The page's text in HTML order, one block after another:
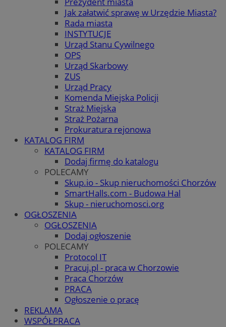
Jak załatwić sprawę w Urzędzie Miasta?
Rada miasta
INSTYTUCJE
Urząd Stanu Cywilnego
OPS
Urząd Skarbowy
ZUS
Urząd Pracy
Komenda Miejska Policji
Straż Miejska
Straż Pożarna
Prokuratura rejonowa
KATALOG FIRM
KATALOG FIRM
Dodaj firmę do katalogu
POLECAMY
Skup.io - Skup nieruchomości Chorzów
SmartHalls.com - Budowa Hal
Skup - nieruchomosci.org
OGŁOSZENIA
OGŁOSZENIA
Dodaj ogłoszenie
POLECAMY
Protocol IT
Pracuj.pl - praca w Chorzowie
Praca Chorzów
PRACA
Ogłoszenie o pracę
REKLAMA
WSPÓŁPRACA